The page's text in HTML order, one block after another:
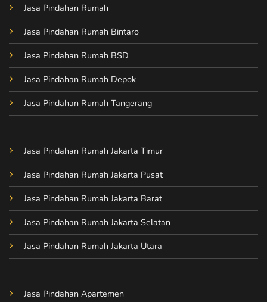
Jasa Pindahan Rumah
Jasa Pindahan Rumah Bintaro
Jasa Pindahan Rumah BSD
Jasa Pindahan Rumah Depok
Jasa Pindahan Rumah Tangerang
Jasa Pindahan Rumah Jakarta Timur
Jasa Pindahan Rumah Jakarta Pusat
Jasa Pindahan Rumah Jakarta Barat
Jasa Pindahan Rumah Jakarta Selatan
Jasa Pindahan Rumah Jakarta Utara
Jasa Pindahan Apartemen